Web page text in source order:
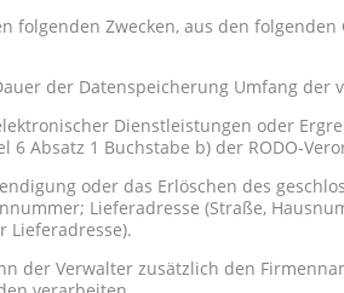
folgenden Zwecken, aus den
der Datenspeicherung Umfang der
Dienstleistungen oder
Absatz 1 Buchstabe b) der RODO-
oder das Erlöschen des
Lieferadresse (Straße,
Lieferadresse).
der Verwalter zusätzlich den